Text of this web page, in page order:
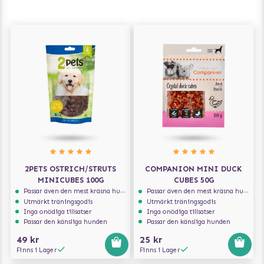
2PETS OSTRICH/STRUTS
MINICUBES 100G
Passar även den mest kräsna hunden
Utmärkt träningsgodis
Inga onödiga tillsatser
Passar den känsliga hunden
49 kr
Finns i Lager
COMPANION MINI DUCK
CUBES 50G
Passar även den mest kräsna hunden
Utmärkt träningsgodis
Inga onödiga tillsatser
Passar den känsliga hunden
25 kr
Finns i Lager